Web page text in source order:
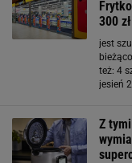
300 zł
jest
też: 4
jesień
Z